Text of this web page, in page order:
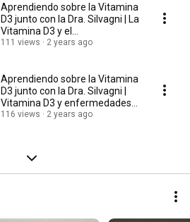
Aprendiendo sobre la Vitamina
D3 junto con la Dra. Silvagni | La
Vitamina D3 y el
envejecimiento
111 views 2 years ago
Aprendiendo sobre la Vitamina
D3 junto con la Dra. Silvagni |
Vitamina D3 y enfermedades
de la piel
116 views 2 years ago